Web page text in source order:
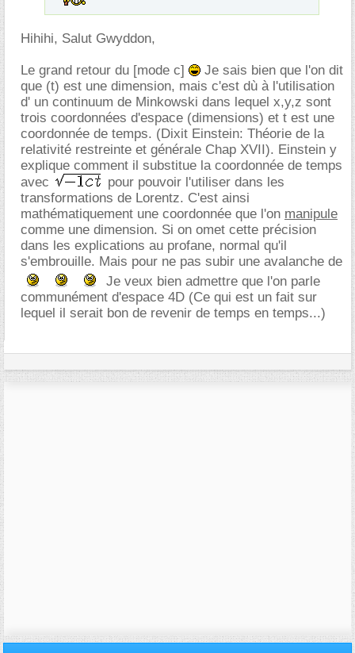
Hihihi, Salut Gwyddon,
Le grand retour du [mode c]
Je sais bien que l'on dit
que (t) est une dimension, mais c'est dù à l'utilisation
d' un continuum de Minkowski dans lequel x,y,z sont
trois coordonnées d'espace (dimensions) et t est une
coordonnée de temps. (Dixit Einstein: Théorie de la
relativité restreinte et générale Chap XVII). Einstein y
explique comment il substitue la coordonnée de temps
avec
pour pouvoir l'utiliser dans les
transformations de Lorentz. C'est ainsi
mathématiquement une coordonnée que l'on manipule
comme une dimension. Si on omet cette précision
dans les explications au profane, normal qu'il
s'embrouille. Mais pour ne pas subir une avalanche de
Je veux bien admettre que l'on parle
communément d'espace 4D (Ce qui est un fait sur
lequel il serait bon de revenir de temps en temps...)